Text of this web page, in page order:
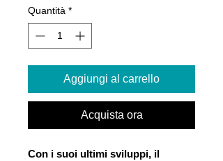
Quantità *
Aggiungi al carrello
Acquista ora
Con i suoi ultimi sviluppi, il